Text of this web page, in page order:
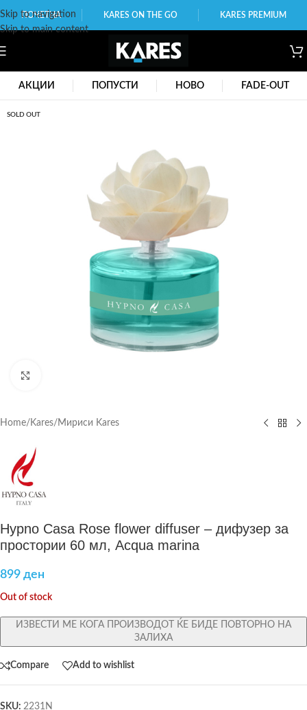
Skip to navigation
Skip to main content
ПОЧЕТНА KARES ON THE GO KARES PREMIUM
АКЦИИ ПОПУСТИ НОВО FADE-OUT
SOLD OUT
Home/ Kares/ Мириси Kares
Hypno Casa Rose flower diffuser – дифузер за
простории 60 мл, Acqua marina
899 ден
Out of stock
ИЗВЕСТИ МЕ КОГА ПРОИЗВОДОТ ЌЕ БИДЕ ПОВТОРНО НА
ЗАЛИХА
Compare Add to wishlist
SKU: 2231N